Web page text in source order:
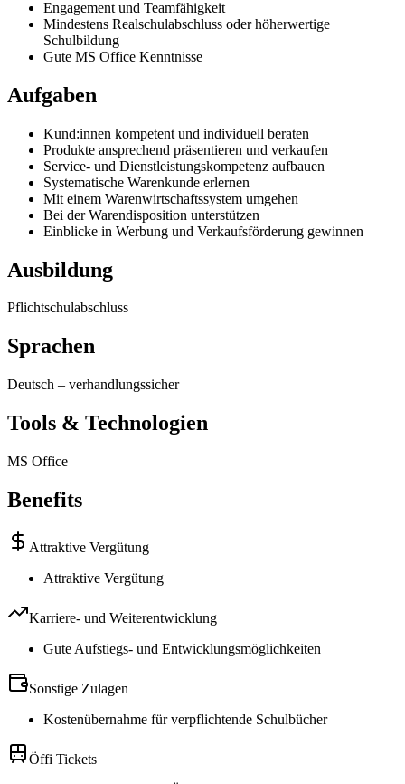
Engagement und Teamfähigkeit
Mindestens Realschulabschluss oder höherwertige
Schulbildung
Gute MS Office Kenntnisse
Aufgaben
Kund:innen kompetent und individuell beraten
Produkte ansprechend präsentieren und verkaufen
Service- und Dienstleistungskompetenz aufbauen
Systematische Warenkunde erlernen
Mit einem Warenwirtschaftssystem umgehen
Bei der Warendisposition unterstützen
Einblicke in Werbung und Verkaufsförderung gewinnen
Ausbildung
Pflichtschulabschluss
Sprachen
Deutsch – verhandlungssicher
Tools & Technologien
MS Office
Benefits
Attraktive Vergütung
Attraktive Vergütung
Karriere- und Weiterentwicklung
Gute Aufstiegs- und Entwicklungsmöglichkeiten
Sonstige Zulagen
Kostenübernahme für verpflichtende Schulbücher
Öffi Tickets